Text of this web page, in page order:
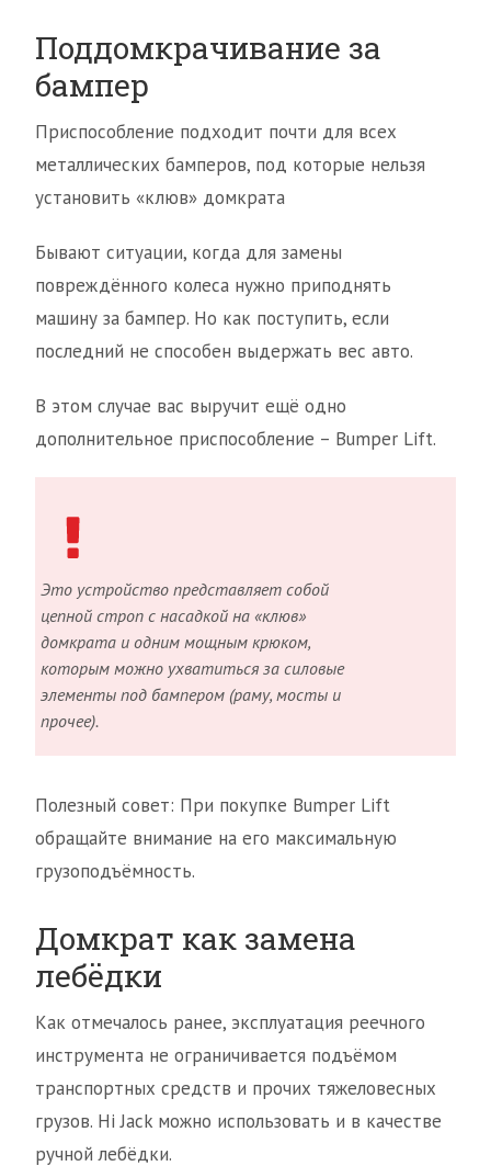
Поддомкрачивание за
бампер
Приспособление подходит почти для всех
металлических бамперов, под которые нельзя
установить «клюв» домкрата
Бывают ситуации, когда для замены
повреждённого колеса нужно приподнять
машину за бампер. Но как поступить, если
последний не способен выдержать вес авто.
В этом случае вас выручит ещё одно
дополнительное приспособление – Bumper Lift.
Это устройство представляет собой
цепной строп с насадкой на «клюв»
домкрата и одним мощным крюком,
которым можно ухватиться за силовые
элементы под бампером (раму, мосты и
прочее).
Полезный совет: При покупке Bumper Lift
обращайте внимание на его максимальную
грузоподъёмность.
Домкрат как замена
лебёдки
Как отмечалось ранее, эксплуатация реечного
инструмента не ограничивается подъёмом
транспортных средств и прочих тяжеловесных
грузов. Hi Jack можно использовать и в качестве
ручной лебёдки.